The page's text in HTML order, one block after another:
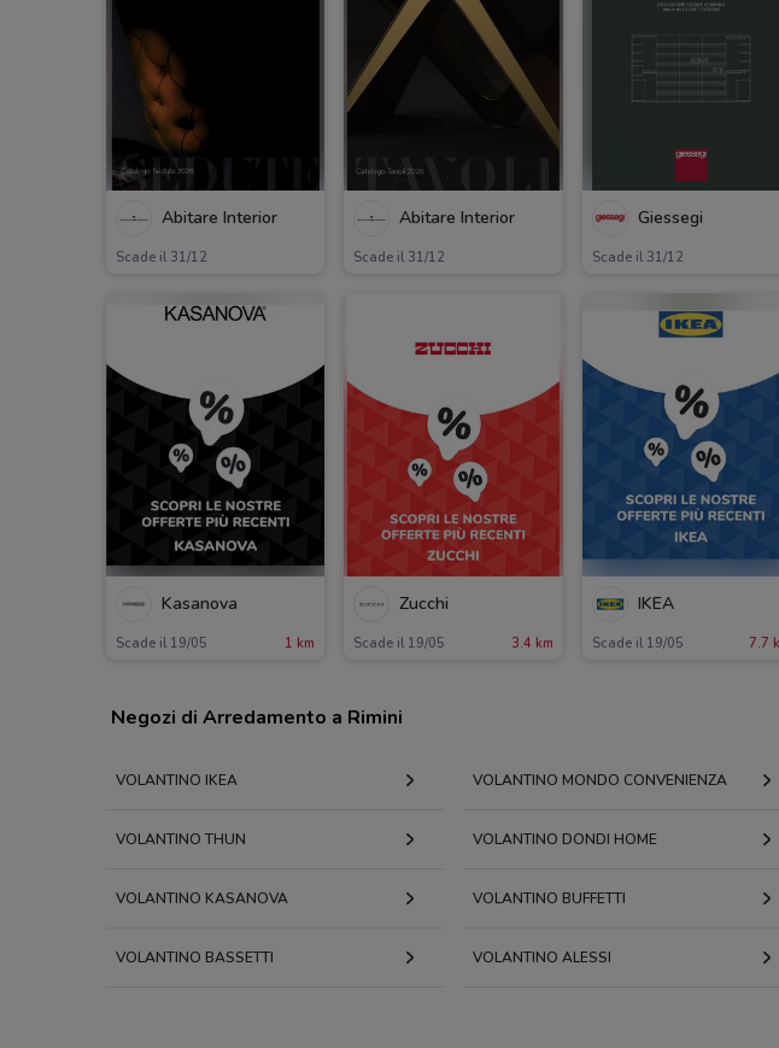
Abitare Interior
Scade il 31/12
Abitare Interior
Scade il 31/12
Giessegi
Scade il 31/12
Kasanova
Scade il 19/05 1 km
Zucchi
Scade il 19/05 3.4 km
IKEA
Scade il 19/05 7.7
Negozi di Arredamento a Rimini
VOLANTINO IKEA VOLANTINO MONDO CONVENIENZA
VOLANTINO THUN VOLANTINO DONDI HOME
VOLANTINO KASANOVA VOLANTINO BUFFETTI
VOLANTINO BASSETTI VOLANTINO ALESSI